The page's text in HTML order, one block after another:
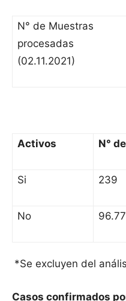
N° de Muestras
procesadas
(02.11.2021)
Activos N°
Si 239
No
*Se excluyen del
Casos confirmados